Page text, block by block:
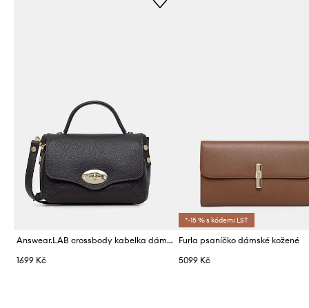
Answear.LAB crossbody kabelka dámská kožená
1699 Kč
*-15 % s kódem: LST
Furla psaníčko dámské kožené
5099 Kč